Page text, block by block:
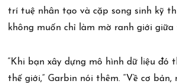
trí tuệ nhân tạo và cặp song sinh kỹ
không muốn chỉ làm mờ ranh giới
“Khi bạn xây dựng mô hình dữ liệu đó
thế giới,” Garbin nói thêm. “Về cơ